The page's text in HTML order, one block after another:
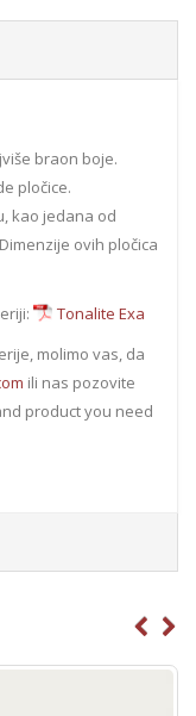
braon boje.
pločice.
kao jedana od
ovih pločica
Tonalite Exa
molimo vas, da
ili nas pozovite
product you need